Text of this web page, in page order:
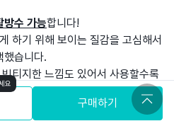
방수 가능합니다!
하기 위해 보이는 질감을 고심해서
했습니다.
티지한 느낌도 있어서 사용할수록
이 느껴져요!
~ 촉촉하고 부드러운 느낌 이랍니다.
구매하기